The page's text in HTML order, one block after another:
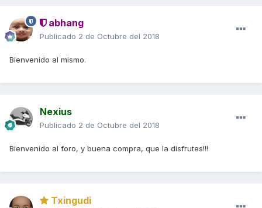
abhang
Publicado 2 de Octubre del 2018
Bienvenido al mismo.
Nexius
Publicado 2 de Octubre del 2018
Bienvenido al foro, y buena compra, que la disfrutes!!!
Txingudi